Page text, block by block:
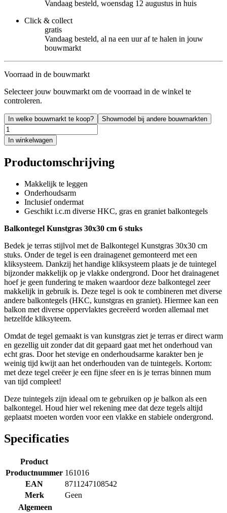
Vandaag besteld, woensdag 12 augustus in huis
Click & collect
gratis
Vandaag besteld, al na een uur af te halen in jouw
bouwmarkt
Voorraad in de bouwmarkt
Selecteer jouw bouwmarkt om de voorraad in de winkel te
controleren.
In welke bouwmarkt te koop? Showmodel bij andere bouwmarkten
In winkelwagen
Productomschrijving
Makkelijk te leggen
Onderhoudsarm
Inclusief ondermat
Geschikt i.c.m diverse HKC, gras en graniet balkontegels
Balkontegel Kunstgras 30x30 cm 6 stuks
Bedek je terras stijlvol met de Balkontegel Kunstgras 30x30 cm
stuks. Onder de tegel is een drainagenet gemonteerd met een
kliksysteem. Dankzij het handige kliksysteem plaats je de tuintegel
bijzonder makkelijk op je vlakke ondergrond. Door het drainagenet
hoef je geen fundering te maken waardoor deze balkontegel zeer
makkelijk in gebruik is. Deze tegel is ook te combineren met diverse
andere balkontegels (HKC, kunstgras en graniet). Hiermee kan een
balkon met diverse oppervlaktes gecreëerd worden allemaal met
hetzelfde kliksyteem.
Omdat de tegel gemaakt is van kunstgras ziet je terras er direct warm
en gezellig uit zonder dat dit gepaard gaat met het onderhoud van
echt gras. Door het stevige en onderhoudsarme karakter ben je
weinig tijd kwijt aan het onderhouden van de tuintegels. Kortom:
met deze tegel creëer je een fijne sfeer en is je terras binnen mum
van tijd compleet!
Deze tuintegels zijn ideaal om te gebruiken op je balkon als een
balkontegel. Houd hier wel rekening mee dat deze tegels altijd
geplaatst moeten worden voor een vlakke en stabiele ondergrond.
Specificaties
Product
Productnummer 161016
EAN
8711247108542
Merk
Geen
Algemeen